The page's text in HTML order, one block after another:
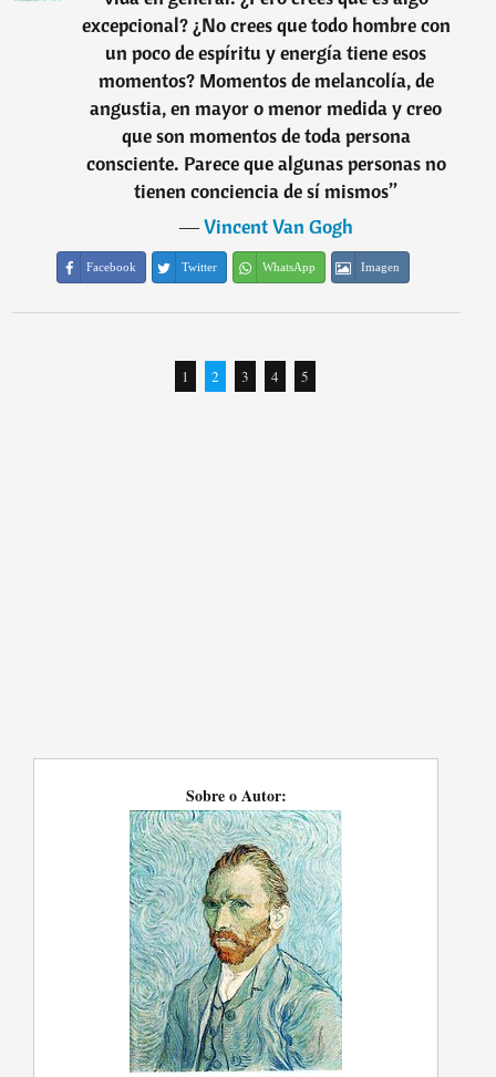
excepcional? ¿No crees que todo hombre con
un poco de espíritu y energía tiene esos
momentos? Momentos de melancolía, de
angustia, en mayor o menor medida y creo
que son momentos de toda persona
consciente. Parece que algunas personas no
tienen conciencia de sí mismos”
―Vincent Van Gogh
Facebook Twitter WhatsApp Imagen
1 2 3 4 5
Sobre o Autor: